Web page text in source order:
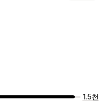
품 페이지
1.5천